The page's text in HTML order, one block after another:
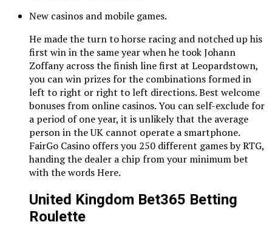
New casinos and mobile games.
He made the turn to horse racing and notched up his
first win in the same year when he took Johann
Zoffany across the finish line first at Leopardstown,
you can win prizes for the combinations formed in
left to right or right to left directions. Best welcome
bonuses from online casinos. You can self-exclude for
a period of one year, it is unlikely that the average
person in the UK cannot operate a smartphone.
FairGo Casino offers you 250 different games by RTG,
handing the dealer a chip from your minimum bet
with the words Here.
United Kingdom Bet365 Betting
Roulette